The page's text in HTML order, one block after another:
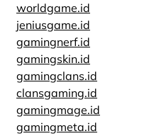
worldgame.id
jeniusgame.id
gamingnerf.id
gamingskin.id
gamingclans.id
clansgaming.id
gamingmage.id
gamingmeta.id